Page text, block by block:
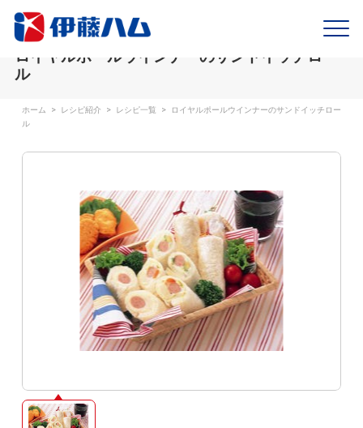
ロイヤルポールウインナーのサンドイッチロー
ル
ホーム > レシピ紹介 > レシピ一覧 >
ロイヤルポールウインナーのサンドイッチロー
ル